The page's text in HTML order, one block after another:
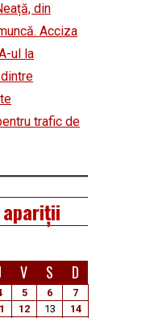
din
Acciza
ul la
trafic de
apariții
V S D
5 6
7
12 13
14